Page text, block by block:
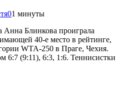
01 минуты
Анна Блинкова проиграла
40-е место в рейтинге,
WTA-250 в Праге, Чехия.
6:7 (9:11), 6:3, 1:6. Теннисистки